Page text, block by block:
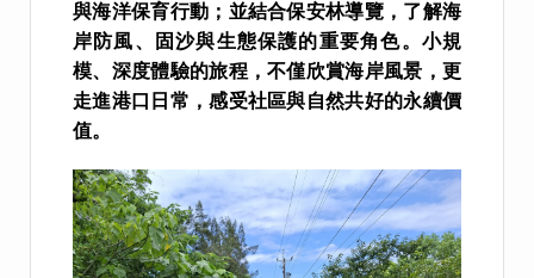
與海洋保育行動；並結合保安林導覽，了解海
岸防風、固沙與生態保護的重要角色。小規
模、深度體驗的旅程，不僅欣賞海岸風景，更
走進港口日常，感受社區與自然共好的永續價
值。